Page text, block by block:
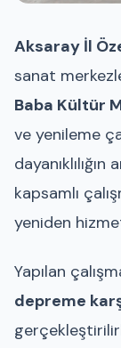
Aksaray İl
sanat
Baba Kültür
ve yenileme
kapsamlı
yeniden
Yapılan
depreme